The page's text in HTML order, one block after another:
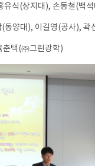
식(상지대), 손동철(백
양대), 이길영(공사), 곽
택(㈜그린광학)​